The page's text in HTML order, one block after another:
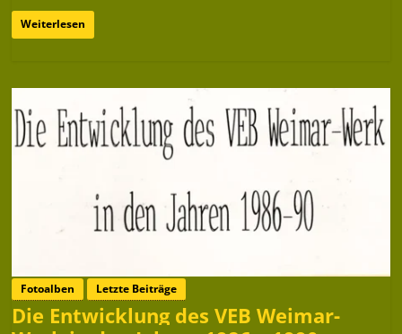
Weiterlesen
Fotoalben Letzte Beiträge
Die Entwicklung des VEB Weimar-